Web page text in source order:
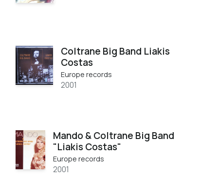
Coltrane Big Band Liakis
Costas
Europe records
2001
Mando & Coltrane Big Band
"Liakis Costas"
Europe records
2001